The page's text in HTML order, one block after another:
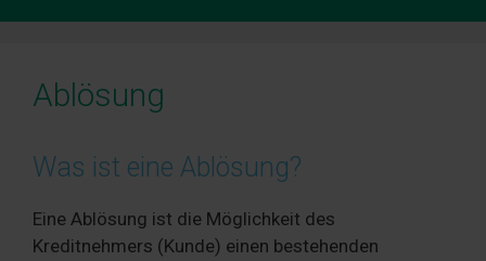
Ablösung
Was ist eine Ablösung?
Eine Ablösung ist die Möglichkeit des
Kreditnehmers (Kunde) einen bestehenden